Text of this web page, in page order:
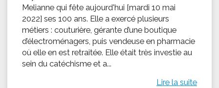
Melianne qui fête aujourd'hui [mardi 10 mai
2022] ses 100 ans. Elle a exercé plusieurs
métiers : couturière, gérante d’une boutique
d’électroménagers, puis vendeuse en pharmacie
où elle en est retraitée. Elle était très investie au
sein du catéchisme et a...
Lire la suite